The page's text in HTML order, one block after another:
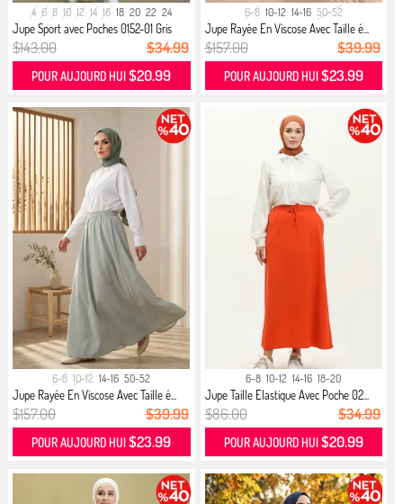
4 6 8 10 12 14 16 18 20 22 24
Jupe Sport avec Poches 0152-01 Gris
$143.00 $34.99
POUR AUJOURD HUI$20.99
6-8 10-12 14-16 50-52
Jupe Rayée En Viscose Avec Taille é...
$157.00 $39.99
POUR AUJOURD HUI $23.99
6-8 10-12 14-16 50-52
Jupe Rayée En Viscose Avec Taille é...
$157.00 $39.99
POUR AUJOURD HUI$23.99
6-8 10-12 14-16 18-20
Jupe Taille Elastique Avec Poche 02...
$86.00 $34.99
POUR AUJOURD HUI $20.99